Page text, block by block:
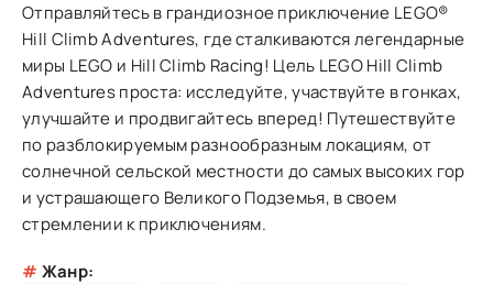
Отправляйтесь в грандиозное приключение LEGO®
Hill Climb Adventures, где сталкиваются легендарные
миры LEGO и Hill Climb Racing! Цель LEGO Hill Climb
Adventures проста: исследуйте, участвуйте в гонках,
улучшайте и продвигайтесь вперед! Путешествуйте
по разблокируемым разнообразным локациям, от
солнечной сельской местности до самых высоких гор
и устрашающего Великого Подземья, в своем
стремлении к приключениям.
# Жанр: